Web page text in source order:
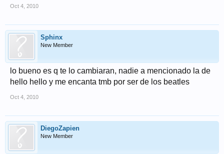
Oct 4, 2010
Sphinx
New Member
lo bueno es q te lo cambiaran, nadie a mencionado la de
hello hello y me encanta tmb por ser de los beatles
Oct 4, 2010
DiegoZapien
New Member